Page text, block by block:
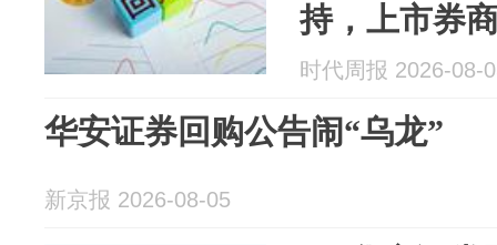
持，上市券
时代周报 2026-08-
华安证券回购公告闹“乌龙”
新京报 2026-08-05